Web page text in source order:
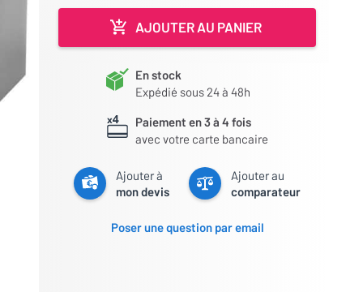
AJOUTER AU PANIER
En stock
Expédié sous 24 à 48h
Paiement en 3 à 4 fois
avec votre carte bancaire
Ajouter à
mon devis
Ajouter au
comparateur
Poser une question par email